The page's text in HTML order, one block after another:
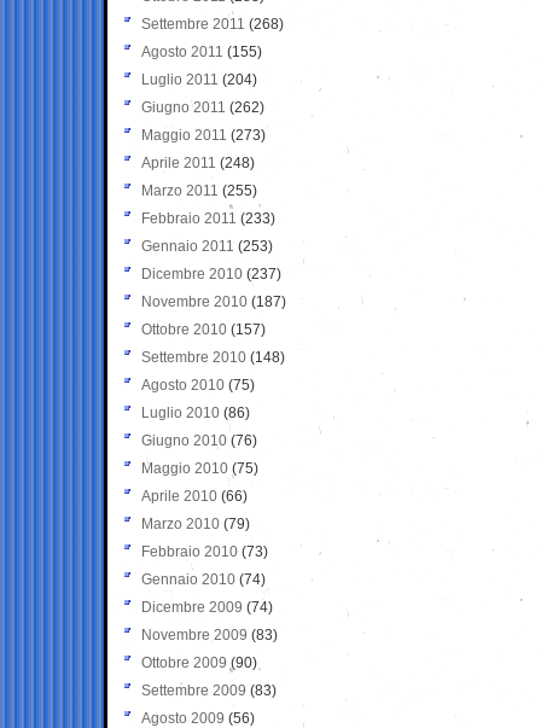
Settembre 2011 (268)
Agosto 2011 (155)
Luglio 2011 (204)
Giugno 2011 (262)
Maggio 2011 (273)
Aprile 2011 (248)
Marzo 2011 (255)
Febbraio 2011 (233)
Gennaio 2011 (253)
Dicembre 2010 (237)
Novembre 2010 (187)
Ottobre 2010 (157)
Settembre 2010 (148)
Agosto 2010 (75)
Luglio 2010 (86)
Giugno 2010 (76)
Maggio 2010 (75)
Aprile 2010 (66)
Marzo 2010 (79)
Febbraio 2010 (73)
Gennaio 2010 (74)
Dicembre 2009 (74)
Novembre 2009 (83)
Ottobre 2009 (90)
Settembre 2009 (83)
Agosto 2009 (56)